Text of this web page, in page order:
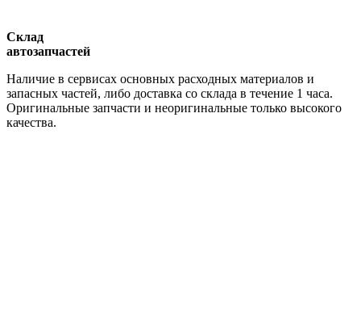
Склад
автозапчастей
Наличие в сервисах основных расходных материалов и
запасных частей, либо доставка со склада в течение 1 часа.
Оригинальные запчасти и неоригинальные только высокого
качества.